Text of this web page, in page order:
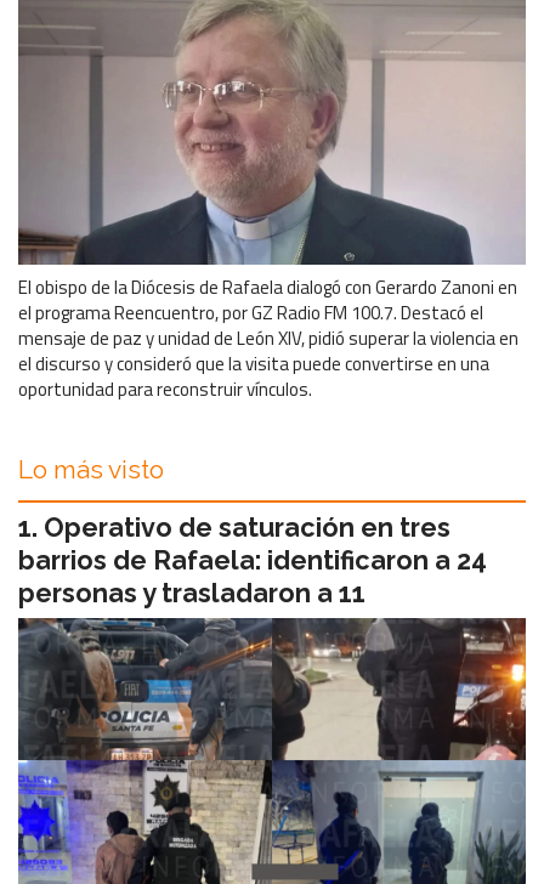
El obispo de la Diócesis de Rafaela dialogó con Gerardo Zanoni en
el programa Reencuentro, por GZ Radio FM 100.7. Destacó el
mensaje de paz y unidad de León XIV, pidió superar la violencia en
el discurso y consideró que la visita puede convertirse en una
oportunidad para reconstruir vínculos.
Lo más visto
Operativo de saturación en tres
barrios de Rafaela: identificaron a 24
personas y trasladaron a 11